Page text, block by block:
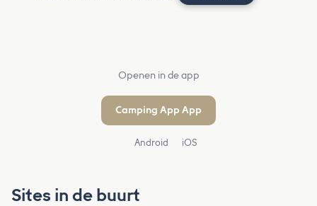
Openen in de app
Camping App App
Android iOS
Sites in de buurt